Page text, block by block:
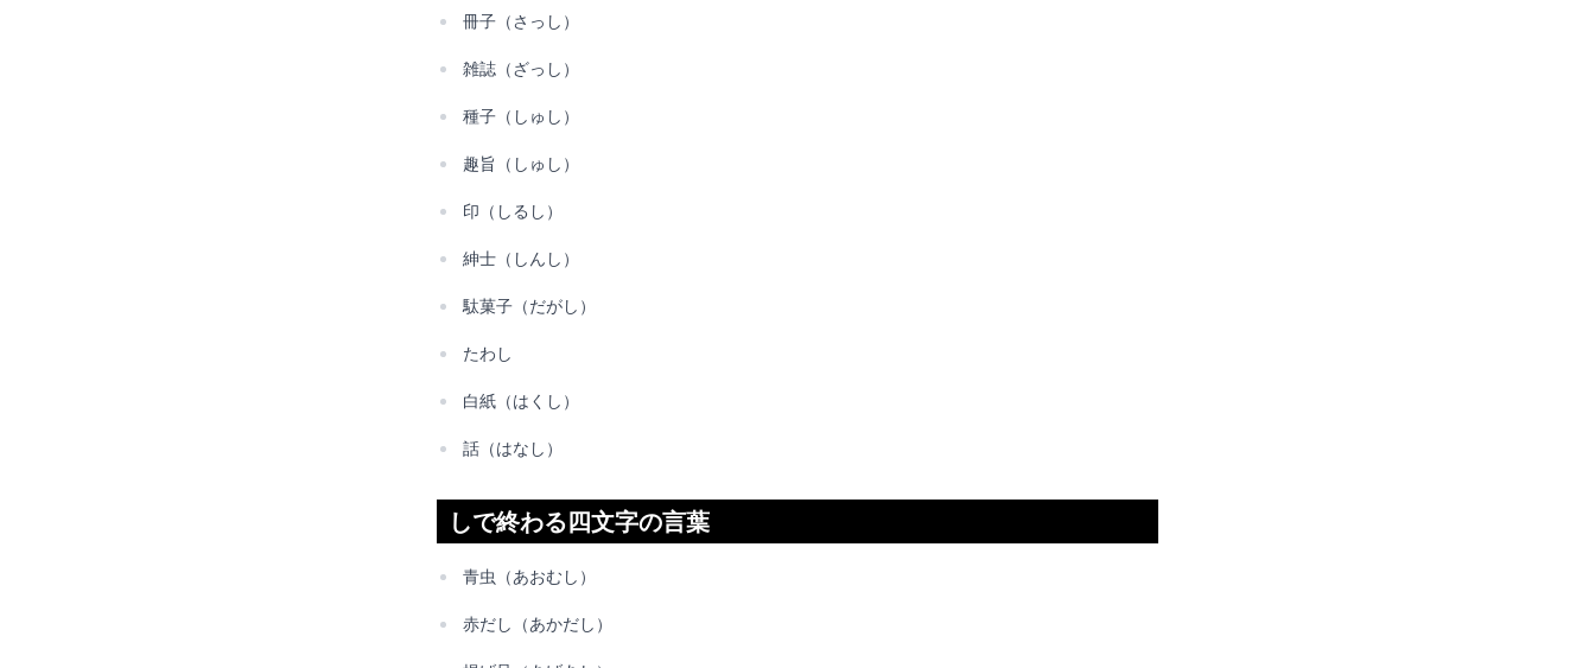
冊子（さっし）
雑誌（ざっし）
種子（しゅし）
趣旨（しゅし）
印（しるし）
紳士（しんし）
駄菓子（だがし）
たわし
白紙（はくし）
話（はなし）
しで終わる四文字の言葉
青虫（あおむし）
赤だし（あかだし）